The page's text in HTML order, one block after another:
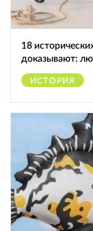
18
доказывают:
ИСТОРИЯ